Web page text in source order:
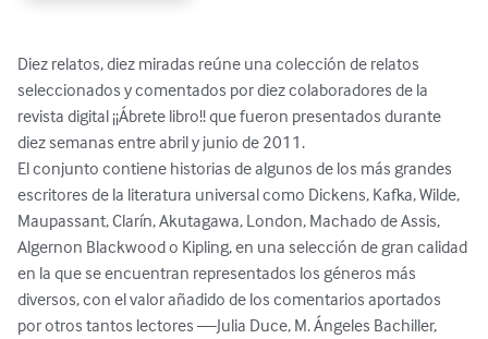
Diez relatos, diez miradas reúne una colección de relatos
seleccionados y comentados por diez colaboradores de la
revista digital ¡¡Ábrete libro!! que fueron presentados durante
diez semanas entre abril y junio de 2011.
El conjunto contiene historias de algunos de los más grandes
escritores de la literatura universal como Dickens, Kafka, Wilde,
Maupassant, Clarín, Akutagawa, London, Machado de Assis,
Algernon Blackwood o Kipling, en una selección de gran calidad
en la que se encuentran representados los géneros más
diversos, con el valor añadido de los comentarios aportados
por otros tantos lectores —Julia Duce, M. Ángeles Bachiller,